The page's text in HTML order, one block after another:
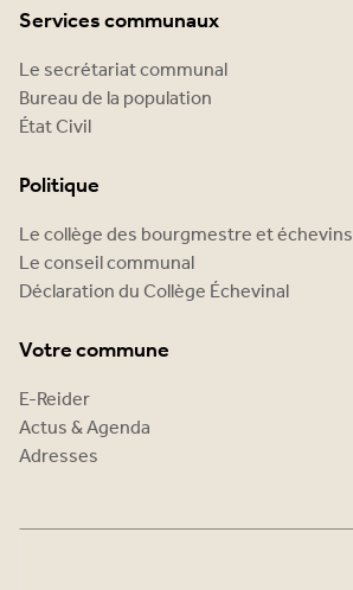
Services communaux
Le secrétariat communal
Bureau de la population
État Civil
Politique
Le collège des bourgmestre et échevins
Le conseil communal
Déclaration du Collège Échevinal
Votre commune
E-Reider
Actus & Agenda
Adresses